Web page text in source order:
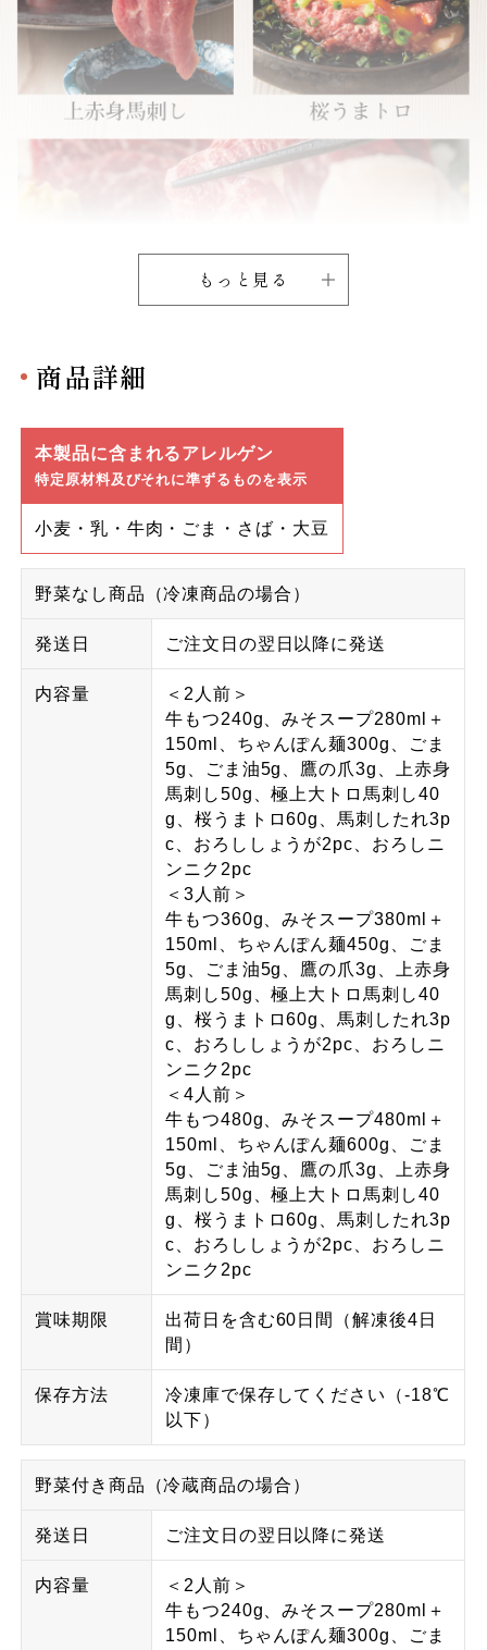
もっと見る
商品詳細
本製品に含まれるアレルゲン
特定原材料及びそれに準ずるものを表示
小麦・乳・牛肉・ごま・さば・大豆
野菜なし商品（冷凍商品の場合）
発送日 ご注文日の翌日以降に発送
内容量
＜2人前＞
牛もつ240g、みそスープ280ml＋
150ml、ちゃんぽん麺300g、ごま
5g、ごま油5g、鷹の爪3g、上赤身
馬刺し50g、極上大トロ馬刺し40
g、桜うまトロ60g、馬刺したれ3p
c、おろししょうが2pc、おろしニ
ンニク2pc
＜3人前＞
牛もつ360g、みそスープ380ml＋
150ml、ちゃんぽん麺450g、ごま
5g、ごま油5g、鷹の爪3g、上赤身
馬刺し50g、極上大トロ馬刺し40
g、桜うまトロ60g、馬刺したれ3p
c、おろししょうが2pc、おろしニ
ンニク2pc
＜4人前＞
牛もつ480g、みそスープ480ml＋
150ml、ちゃんぽん麺600g、ごま
5g、ごま油5g、鷹の爪3g、上赤身
馬刺し50g、極上大トロ馬刺し40
g、桜うまトロ60g、馬刺したれ3p
c、おろししょうが2pc、おろしニ
ンニク2pc
賞味期限
出荷日を含む60日間（解凍後4日
間）
保存方法
冷凍庫で保存してください（-18℃
以下）
野菜付き商品（冷蔵商品の場合）
発送日 ご注文日の翌日以降に発送
内容量
＜2人前＞
牛もつ240g、みそスープ280ml＋
150ml、ちゃんぽん麺300g、ごま